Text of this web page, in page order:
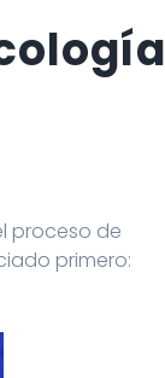
proceso de
primero: